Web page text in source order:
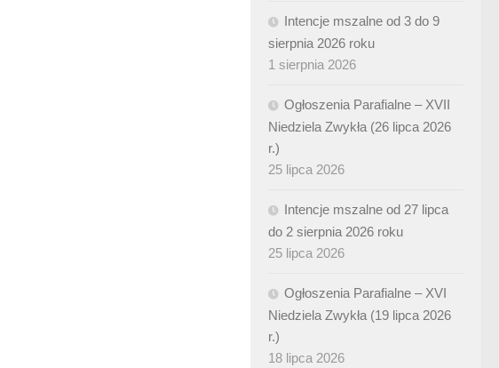
Intencje mszalne od 3 do 9
sierpnia 2026 roku
1 sierpnia 2026
Ogłoszenia Parafialne – XVII
Niedziela Zwykła (26 lipca 2026
r.)
25 lipca 2026
Intencje mszalne od 27 lipca
do 2 sierpnia 2026 roku
25 lipca 2026
Ogłoszenia Parafialne – XVI
Niedziela Zwykła (19 lipca 2026
r.)
18 lipca 2026